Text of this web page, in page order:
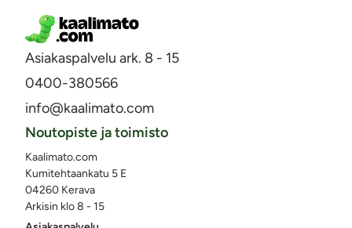
Asiakaspalvelu ark. 8 - 15
0400-380566
info@kaalimato.com
Noutopiste ja toimisto
Kaalimato.com
Kumitehtaankatu 5 E
04260 Kerava
Arkisin klo 8 - 15